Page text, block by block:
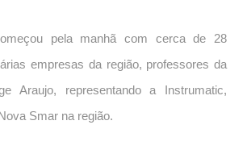
pela manhã com cerca de 28
empresas da região, professores da
Araujo, representando a Instrumatic,
Smar na região.